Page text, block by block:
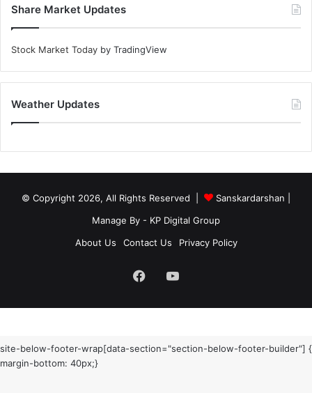
Share Market Updates
Stock Market Today by TradingView
Weather Updates
© Copyright 2026, All Rights Reserved | Sanskardarshan
Manage By - KP Digital Group
About Us
Contact Us Privacy Policy
FacebookYouTube
site-below-footer-wrap[data-section="section-below-footer-builder"] {
margin-bottom: 40px;}